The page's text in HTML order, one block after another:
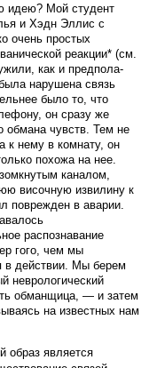
идею? Мой студент
и Хэдн Эллис с
очень простых
реакции* (см.
как и предпола­
нару­шена связь
было то, что
он сразу же
обмана чувств. Тем не
к нему в комнату, он
похожа на нее.
каналом,
височную извилину к
поврежден в ава­рии.
распознавание
гого, чем мы
в действии. Мы берем
неврологический
обманщица, — и затем
на извест­ных нам
образ является